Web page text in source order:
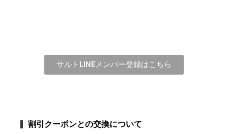
サルトLINEメンバー登録はこちら
割引クーポンとの交換について